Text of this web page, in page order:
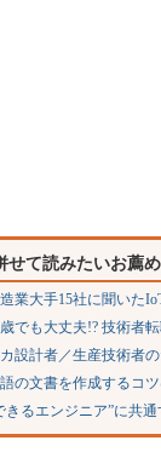
せて読みたいお薦
業大手15社に聞いた
でも大丈夫!? 技術者
設計者／生産技術者
の文書を作成するコ
きるエンジニア”に共